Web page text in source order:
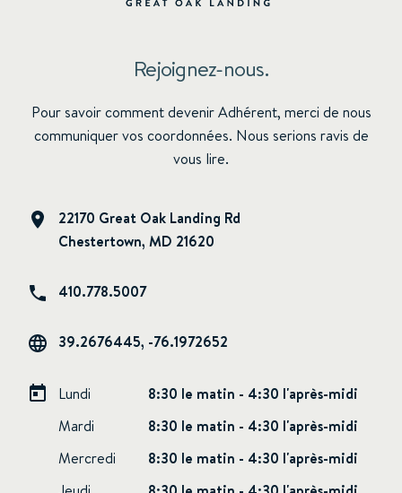
Rejoignez-nous.
Pour savoir comment devenir Adhérent, merci de nous
communiquer vos coordonnées. Nous serions ravis de
vous lire.
22170 Great Oak Landing Rd
Chestertown, MD 21620
410.778.5007
39.2676445, -76.1972652
Lundi
8:30 le matin - 4:30 l'après-midi
Mardi
8:30 le matin - 4:30 l'après-midi
Mercredi
8:30 le matin - 4:30 l'après-midi